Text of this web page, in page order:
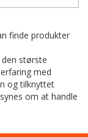
finde produkter
største
med
og tilknyttet
om at handle